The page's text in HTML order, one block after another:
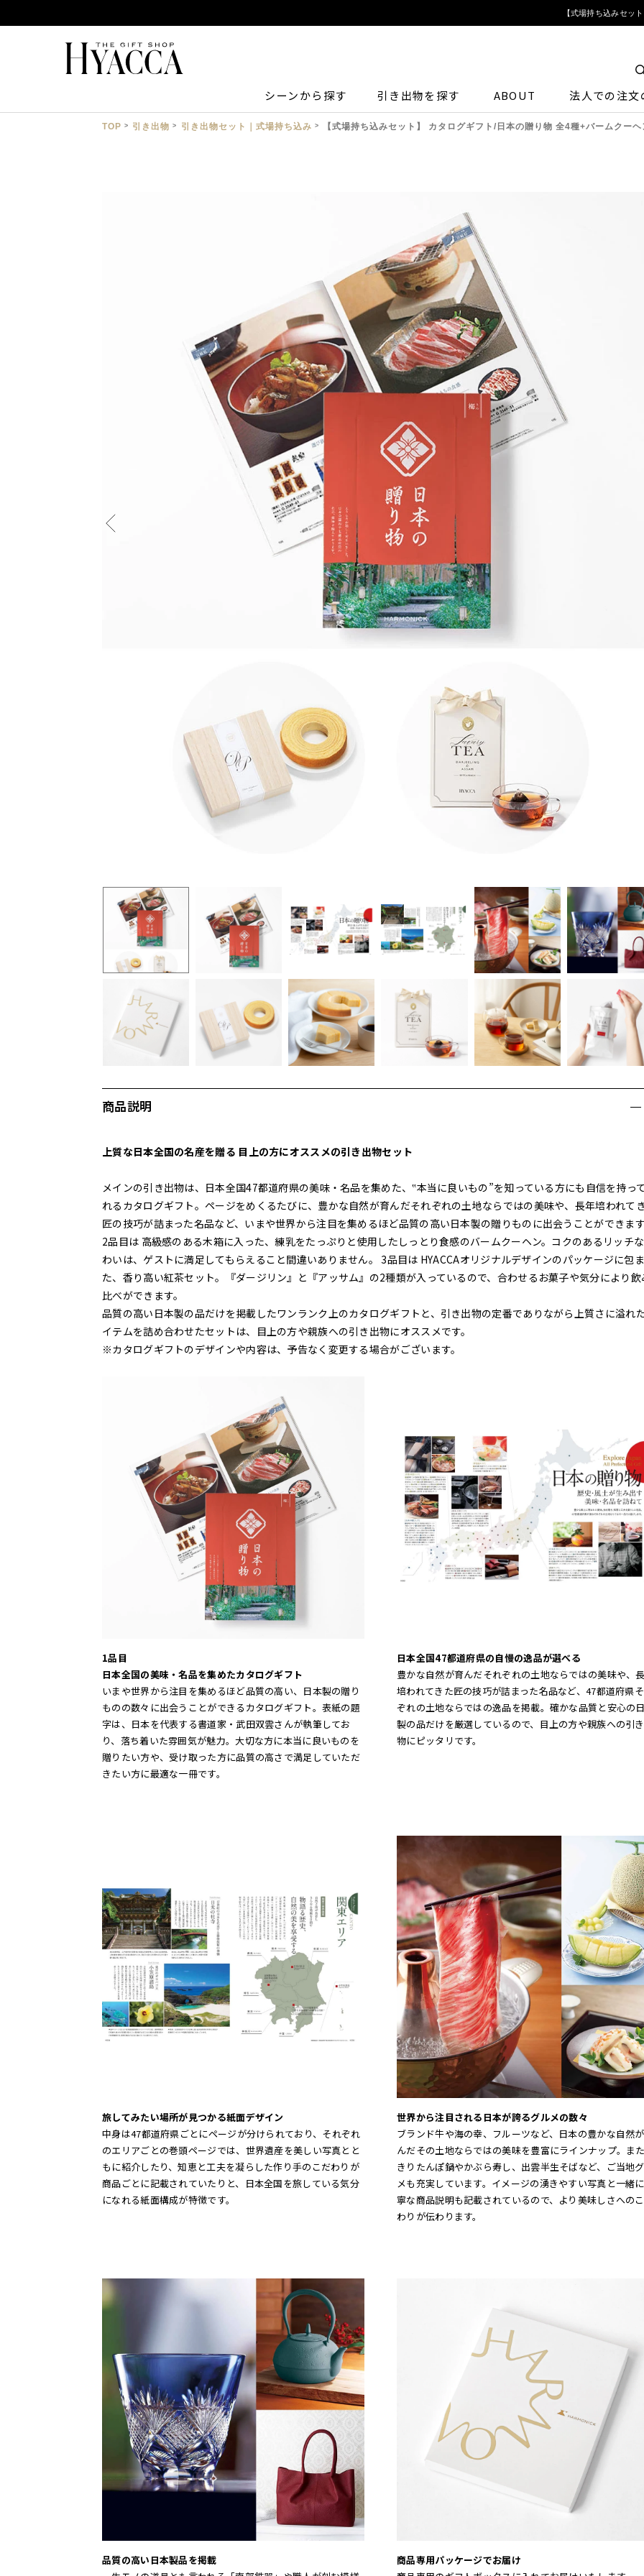
【式場持ち込みセッ
シーンから探す 引き出物を探す ABOUT 法人での注文
TOP 引き出物 引き出物セット｜式場持ち込み 【式場持ち込みセット】 カタログギフト/日本の贈り物 全4種+バームクー
商品説明
上質な日本全国の名産を贈る 目上の方にオススメの引き出物セット
メインの引き出物は、日本全国47都道府県の美味・名品を集めた、‟本当に良いもの”を知っている方にも自信を持っ
れるカタログギフト。ページをめくるたびに、豊かな自然が育んだそれぞれの土地ならではの美味や、長年培われて
匠の技巧が詰まった名品など、いまや世界から注目を集めるほど品質の高い日本製の贈りものに出会うことができま
2品目は 高級感のある木箱に入った、練乳をたっぷりと使用したしっとり食感のバームクーヘン。コクのあるリッチ
わいは、ゲストに満足してもらえること間違いありません。 3品目は HYACCAオリジナルデザインのパッケージに包
た、香り高い紅茶セット。『ダージリン』と『アッサム』の2種類が入っているので、合わせるお菓子や気分により飲
比べができます。
品質の高い日本製の品だけを掲載したワンランク上のカタログギフトと、引き出物の定番でありながら上質さに溢れ
イテムを詰め合わせたセットは、目上の方や親族への引き出物にオススメです。
※カタログギフトのデザインや内容は、予告なく変更する場合がございます。
1品目
日本全国の美味・名品を集めたカタログギフト
いまや世界から注目を集めるほど品質の高い、日本製の贈り
ものの数々に出会うことができるカタログギフト。表紙の題
字は、日本を代表する書道家・武田双雲さんが執筆してお
り、落ち着いた雰囲気が魅力。大切な方に本当に良いものを
贈りたい方や、受け取った方に品質の高さで満足していただ
きたい方に最適な一冊です。
日本全国47都道府県の自慢の逸品が選べる
豊かな自然が育んだそれぞれの土地ならではの美味や、
培われてきた匠の技巧が詰まった名品など、47都道府県
ぞれの土地ならではの逸品を掲載。確かな品質と安心の
製の品だけを厳選しているので、目上の方や親族への引
物にピッタリです。
旅してみたい場所が見つかる紙面デザイン
中身は47都道府県ごとにページが分けられており、それぞれ
のエリアごとの巻頭ページでは、世界遺産を美しい写真とと
もに紹介したり、知恵と工夫を凝らした作り手のこだわりが
商品ごとに記載されていたりと、日本全国を旅している気分
になれる紙面構成が特徴です。
世界から注目される日本が誇るグルメの数々
ブランド牛や海の幸、フルーツなど、日本の豊かな自然
んだその土地ならではの美味を豊富にラインナップ。ま
きりたんぽ鍋やかぶら寿し、出雲半生そばなど、ご当地
メも充実しています。イメージの湧きやすい写真と一緒
寧な商品説明も記載されているので、より美味しさへの
わりが伝わります。
品質の高い日本製品を掲載
商品専用パッケージでお届け